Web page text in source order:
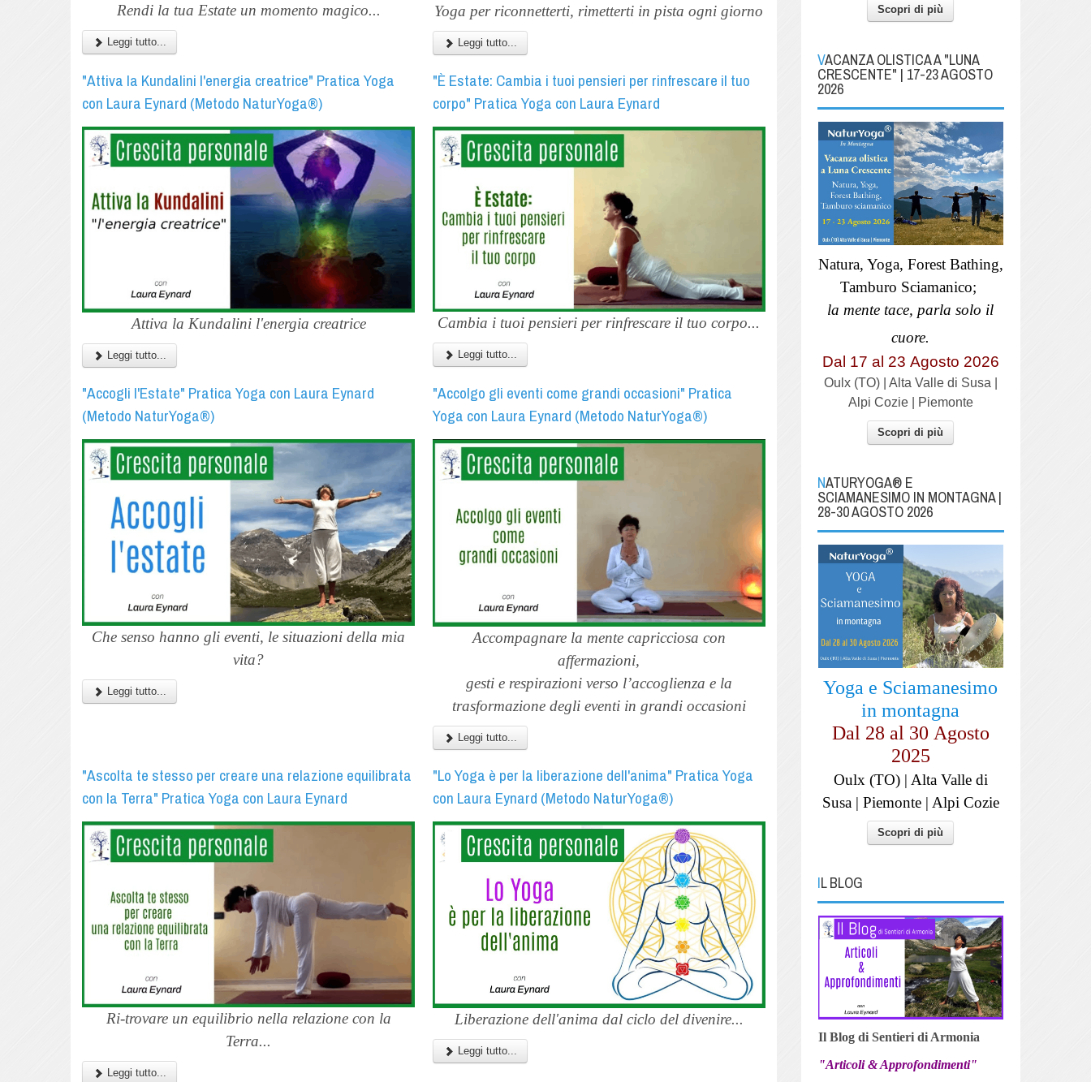
Rendi la tua Estate un momento magico...
Leggi tutto...
Yoga per riconnetterti, rimetterti in pista ogni giorno
Leggi tutto...
"Attiva la Kundalini l'energia creatrice" Pratica Yoga
con Laura Eynard (Metodo NaturYoga®)
Attiva la Kundalini l'energia creatrice
Leggi tutto...
"È Estate: Cambia i tuoi pensieri per rinfrescare il tuo
corpo" Pratica Yoga con Laura Eynard
Cambia i tuoi pensieri per rinfrescare il tuo corpo...
Leggi tutto...
"Accogli l'Estate" Pratica Yoga con Laura Eynard
(Metodo NaturYoga®)
Che senso hanno gli eventi, le situazioni della mia
vita?
Leggi tutto...
"Accolgo gli eventi come grandi occasioni" Pratica
Yoga con Laura Eynard (Metodo NaturYoga®)
Accompagnare la mente capricciosa con
affermazioni,
gesti e respirazioni verso l’accoglienza e la
trasformazione degli eventi in grandi occasioni
Leggi tutto...
"Ascolta te stesso per creare una relazione equilibrata
con la Terra" Pratica Yoga con Laura Eynard
Ri-trovare un equilibrio nella relazione con la
Terra...
Leggi tutto...
"Lo Yoga è per la liberazione dell'anima" Pratica Yoga
con Laura Eynard (Metodo NaturYoga®)
Liberazione dell'anima dal ciclo del divenire...
Leggi tutto...
Scopri di più
VACANZA OLISTICA A "LUNA
CRESCENTE" | 17-23 AGOSTO
2026
Natura, Yoga, Forest Bathing,
Tamburo Sciamanico;
la mente tace, parla solo il
cuore.
Dal 17 al 23 Agosto 2026
Oulx (TO) | Alta Valle di Susa |
Alpi Cozie | Piemonte
Scopri di più
NATURYOGA® E
SCIAMANESIMO IN MONTAGNA |
28-30 AGOSTO 2026
Yoga e Sciamanesimo
in montagna
Dal 28 al 30 Agosto
2025
Oulx (TO) | Alta Valle di
Susa | Piemonte | Alpi Cozie
Scopri di più
IL BLOG
Il Blog di Sentieri di Armonia
"Articoli & Approfondimenti"